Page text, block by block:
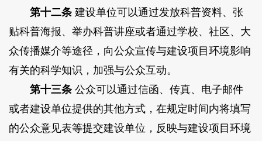
第十二条建设单位可以通过发放科普资料、张
贴科普海报、举办科普讲座或者通过学校、社区、大
众传播媒介等途径，向公众宣传与建设项目环境影响
有关的科学知识，加强与公众互动。
第十三条公众可以通过信函、传真、电子邮件
或者建设单位提供的其他方式，在规定时间内将填写
的公众意见表等提交建设单位，反映与建设项目环境